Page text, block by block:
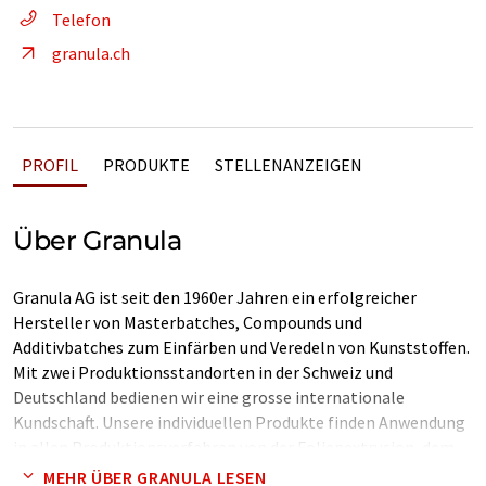
Telefon
granula.ch
PROFIL PRODUKTE STELLENANZEIGEN
Über Granula
Granula AG ist seit den 1960er Jahren ein erfolgreicher
Hersteller von Masterbatches, Compounds und
Additivbatches zum Einfärben und Veredeln von Kunststoffen.
Mit zwei Produktionsstandorten in der Schweiz und
Deutschland bedienen wir eine grosse internationale
Kundschaft. Unsere individuellen Produkte finden Anwendung
Spritzguss zum Hohlkörperblasen, bis hin zur
MEHR ÜBER GRANULA LESEN